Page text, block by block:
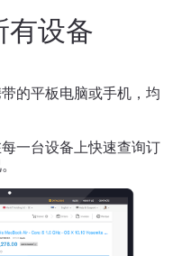
有设备
的平板电脑或手机，均
一台设备上快速查询订